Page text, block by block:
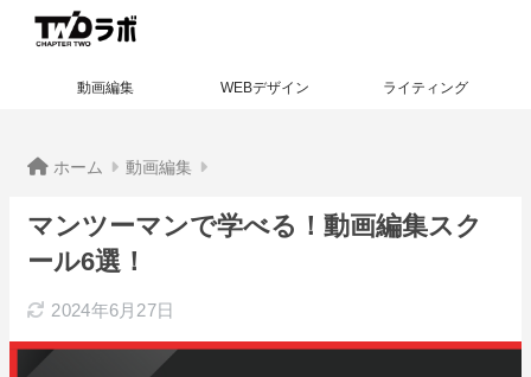
動画編集 WEBデザイン ライティング
ホーム 動画編集
マンツーマンで学べる！動画編集スク
ール6選！
2024年6月27日